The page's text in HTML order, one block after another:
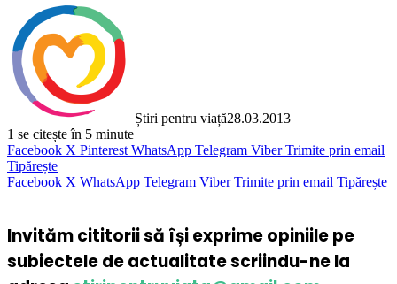
Știri pentru viață28.03.2013
1 se citește în 5 minute
Facebook X Pinterest WhatsApp Telegram Viber Trimite prin email
Tipărește
Facebook X WhatsApp Telegram Viber Trimite prin email Tipărește
Invităm cititorii să își exprime opiniile pe
subiectele de actualitate scriindu-ne la